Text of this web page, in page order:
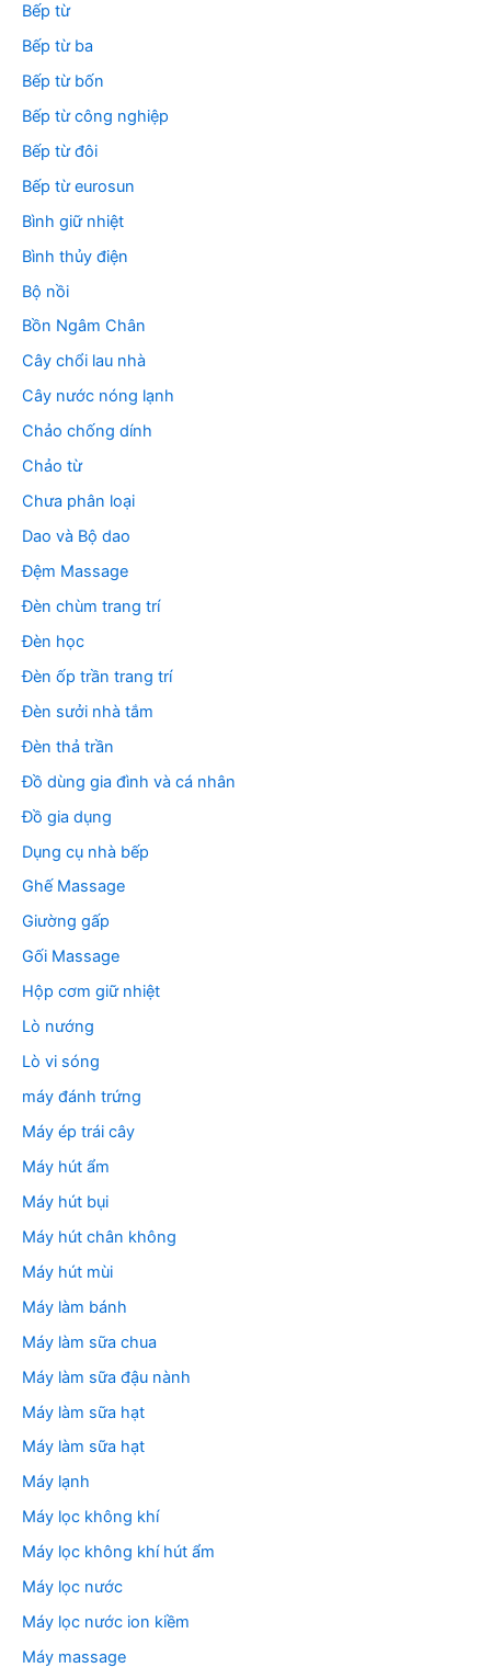
Bếp từ
Bếp từ ba
Bếp từ bốn
Bếp từ công nghiệp
Bếp từ đôi
Bếp từ eurosun
Bình giữ nhiệt
Bình thủy điện
Bộ nồi
Bồn Ngâm Chân
Cây chổi lau nhà
Cây nước nóng lạnh
Chảo chống dính
Chảo từ
Chưa phân loại
Dao và Bộ dao
Đệm Massage
Đèn chùm trang trí
Đèn học
Đèn ốp trần trang trí
Đèn sưởi nhà tắm
Đèn thả trần
Đồ dùng gia đình và cá nhân
Đồ gia dụng
Dụng cụ nhà bếp
Ghế Massage
Giường gấp
Gối Massage
Hộp cơm giữ nhiệt
Lò nướng
Lò vi sóng
máy đánh trứng
Máy ép trái cây
Máy hút ẩm
Máy hút bụi
Máy hút chân không
Máy hút mùi
Máy làm bánh
Máy làm sữa chua
Máy làm sữa đậu nành
Máy làm sữa hạt
Máy làm sữa hạt
Máy lạnh
Máy lọc không khí
Máy lọc không khí hút ẩm
Máy lọc nước
Máy lọc nước ion kiềm
Máy massage